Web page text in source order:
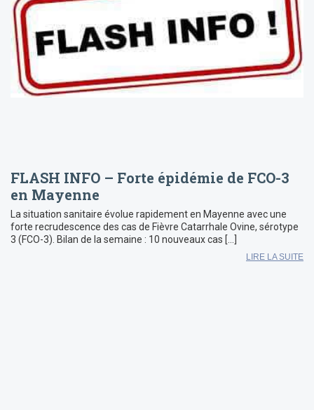
FLASH INFO – Forte épidémie de FCO-3
en Mayenne
La situation sanitaire évolue rapidement en Mayenne avec une
forte recrudescence des cas de Fièvre Catarrhale Ovine, sérotype
3 (FCO-3). Bilan de la semaine : 10 nouveaux cas […]
LIRE LA SUITE